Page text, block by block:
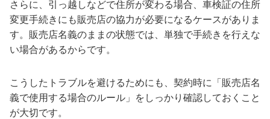
さらに、引っ越しなどで住所が変わる場合、車検証の住所
変更手続きにも販売店の協力が必要になるケースがありま
す。販売店名義のままの状態では、単独で手続きを行えな
い場合があるからです。
こうしたトラブルを避けるためにも、契約時に「販売店名
義で使用する場合のルール」をしっかり確認しておくこと
が大切です。